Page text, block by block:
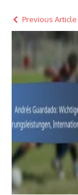
Previous Article